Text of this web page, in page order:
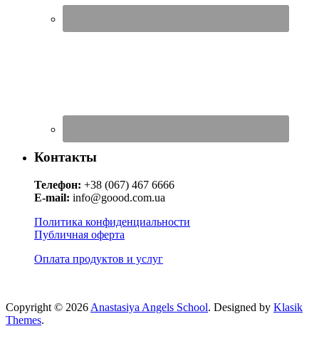
Контакты
Телефон: +38 (067) 467 6666
E-mail: info@goood.com.ua
Политика конфиденциальности
Публичная оферта
Оплата продуктов и услуг
Copyright © 2026 Anastasiya Angels School. Designed by Klasik
Themes.